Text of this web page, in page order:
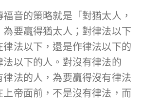
音的策略就是「對猶太人，
要贏得猶太人；對律法以下
法以下，還是作律法以下的
以下的人。對沒有律法的
法的人，為要贏得沒有律法
帝面前，不是沒有律法，而